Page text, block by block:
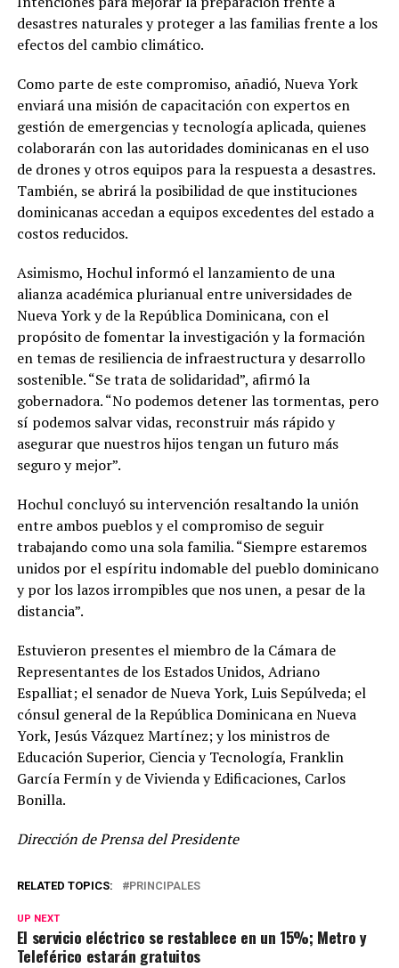
desastres naturales y proteger a las familias frente a los
efectos del cambio climático.
Como parte de este compromiso, añadió, Nueva York
enviará una misión de capacitación con expertos en
gestión de emergencias y tecnología aplicada, quienes
colaborarán con las autoridades dominicanas en el uso
de drones y otros equipos para la respuesta a desastres.
También, se abrirá la posibilidad de que instituciones
dominicanas accedan a equipos excedentes del estado a
costos reducidos.
Asimismo, Hochul informó el lanzamiento de una
alianza académica plurianual entre universidades de
Nueva York y de la República Dominicana, con el
propósito de fomentar la investigación y la formación
en temas de resiliencia de infraestructura y desarrollo
sostenible. “Se trata de solidaridad”, afirmó la
gobernadora. “No podemos detener las tormentas, pero
sí podemos salvar vidas, reconstruir más rápido y
asegurar que nuestros hijos tengan un futuro más
seguro y mejor”.
Hochul concluyó su intervención resaltando la unión
entre ambos pueblos y el compromiso de seguir
trabajando como una sola familia. “Siempre estaremos
unidos por el espíritu indomable del pueblo dominicano
y por los lazos irrompibles que nos unen, a pesar de la
distancia”.
Estuvieron presentes el miembro de la Cámara de
Representantes de los Estados Unidos, Adriano
Espalliat; el senador de Nueva York, Luis Sepúlveda; el
cónsul general de la República Dominicana en Nueva
York, Jesús Vázquez Martínez; y los ministros de
Educación Superior, Ciencia y Tecnología, Franklin
García Fermín y de Vivienda y Edificaciones, Carlos
Bonilla.
Dirección de Prensa del Presidente
RELATED TOPICS: PRINCIPALES
UP NEXT
El servicio eléctrico se restablece en un 15%; Metro y
Teleférico estarán gratuitos